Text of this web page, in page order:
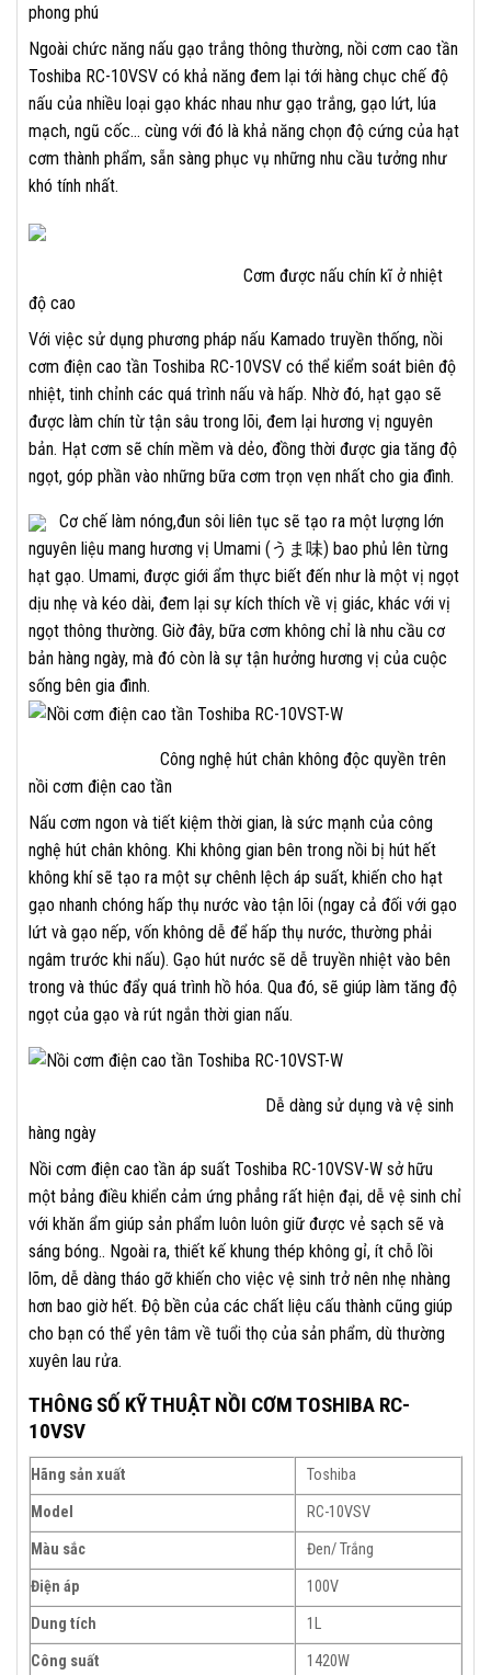
phong phú
Ngoài chức năng nấu gạo trắng thông thường, nồi cơm cao tần
Toshiba RC-10VSV có khả năng đem lại tới hàng chục chế độ
nấu của nhiều loại gạo khác nhau như gạo trắng, gạo lứt, lúa
mạch, ngũ cốc… cùng với đó là khả năng chọn độ cứng của hạt
cơm thành phẩm, sẵn sàng phục vụ những nhu cầu tưởng như
khó tính nhất.
Cơm được nấu chín kĩ ở nhiệt
độ cao
Với việc sử dụng phương pháp nấu Kamado truyền thống, nồi
cơm điện cao tần Toshiba RC-10VSV có thể kiểm soát biên độ
nhiệt, tinh chỉnh các quá trình nấu và hấp. Nhờ đó, hạt gạo sẽ
được làm chín từ tận sâu trong lõi, đem lại hương vị nguyên
bản. Hạt cơm sẽ chín mềm và dẻo, đồng thời được gia tăng độ
ngọt, góp phần vào những bữa cơm trọn vẹn nhất cho gia đình.
Cơ chế làm nóng,đun sôi liên tục sẽ tạo ra một lượng lớn
nguyên liệu mang hương vị Umami (うま味) bao phủ lên từng
hạt gạo. Umami, được giới ẩm thực biết đến như là một vị ngọt
dịu nhẹ và kéo dài, đem lại sự kích thích về vị giác, khác với vị
ngọt thông thường. Giờ đây, bữa cơm không chỉ là nhu cầu cơ
bản hàng ngày, mà đó còn là sự tận hưởng hương vị của cuộc
sống bên gia đình.
Công nghệ hút chân không độc quyền trên
nồi cơm điện cao tần
Nấu cơm ngon và tiết kiệm thời gian, là sức mạnh của công
nghệ hút chân không. Khi không gian bên trong nồi bị hút hết
không khí sẽ tạo ra một sự chênh lệch áp suất, khiến cho hạt
gạo nhanh chóng hấp thụ nước vào tận lõi (ngay cả đối với gạo
lứt và gạo nếp, vốn không dễ để hấp thụ nước, thường phải
ngâm trước khi nấu). Gạo hút nước sẽ dễ truyền nhiệt vào bên
trong và thúc đẩy quá trình hồ hóa. Qua đó, sẽ giúp làm tăng độ
ngọt của gạo và rút ngắn thời gian nấu.
Dễ dàng sử dụng và vệ sinh
hàng ngày
Nồi cơm điện cao tần áp suất Toshiba RC-10VSV-W sở hữu
một bảng điều khiển cảm ứng phẳng rất hiện đại, dễ vệ sinh chỉ
với khăn ẩm giúp sản phẩm luôn luôn giữ được vẻ sạch sẽ và
sáng bóng.. Ngoài ra, thiết kế khung thép không gỉ, ít chỗ lồi
lõm, dễ dàng tháo gỡ khiến cho việc vệ sinh trở nên nhẹ nhàng
hơn bao giờ hết. Độ bền của các chất liệu cấu thành cũng giúp
cho bạn có thể yên tâm về tuổi thọ của sản phẩm, dù thường
xuyên lau rửa.
THÔNG SỐ KỸ THUẬT NỒI CƠM TOSHIBA RC-
10VSV
Hãng sản xuất
Toshiba
Model
RC-10VSV
Màu sắc
Đen/ Trắng
Điện áp
100V
Dung tích
1L
Công suất
1420W